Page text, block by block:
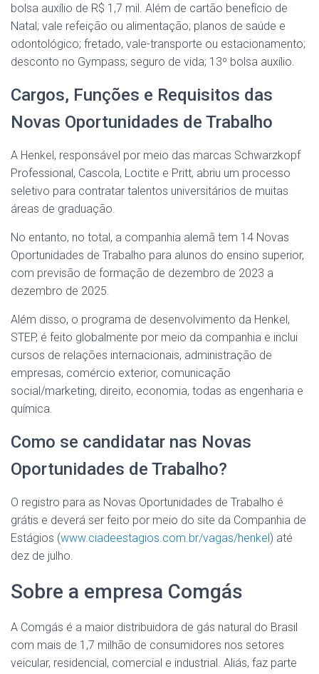
bolsa auxílio de R$ 1,7 mil. Além de cartão benefício de
Natal; vale refeição ou alimentação; planos de saúde e
odontológico; fretado, vale-transporte ou estacionamento;
desconto no Gympass; seguro de vida; 13º bolsa auxílio.
Cargos, Funções e Requisitos das
Novas Oportunidades de Trabalho
A Henkel, responsável por meio das marcas Schwarzkopf
Professional, Cascola, Loctite e Pritt, abriu um processo
seletivo para contratar talentos universitários de muitas
áreas de graduação.
No entanto, no total, a companhia alemã tem 14 Novas
Oportunidades de Trabalho para alunos do ensino superior,
com previsão de formação de dezembro de 2023 a
dezembro de 2025.
Além disso, o programa de desenvolvimento da Henkel,
STEP, é feito globalmente por meio da companhia e inclui
cursos de relações internacionais, administração de
empresas, comércio exterior, comunicação
social/marketing, direito, economia, todas as engenharia e
química.
Como se candidatar nas Novas
Oportunidades de Trabalho?
O registro para as Novas Oportunidades de Trabalho é
grátis e deverá ser feito por meio do site da Companhia de
Estágios (www.ciadeestagios.com.br/vagas/henkel) até
dez de julho.
Sobre a empresa Comgás
A Comgás é a maior distribuidora de gás natural do Brasil
com mais de 1,7 milhão de consumidores nos setores
veicular, residencial, comercial e industrial. Aliás, faz parte